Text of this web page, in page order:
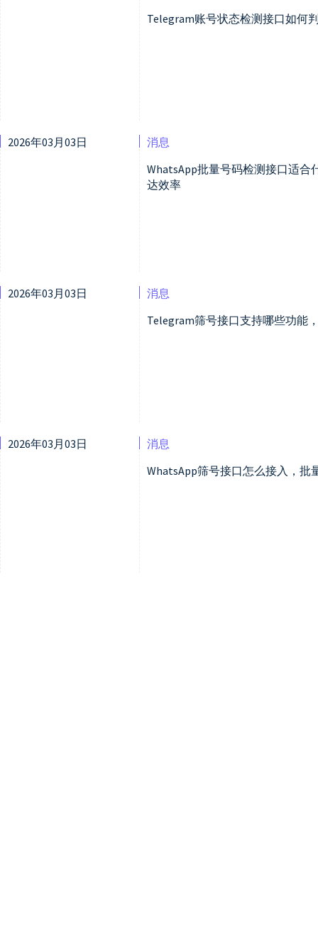
Telegram账号状态检测接口如何
2026年03月03日
消息
WhatsApp批量号码检测接口适
达效率
2026年03月03日
消息
Telegram筛号接口支持哪些功能
2026年03月03日
消息
WhatsApp筛号接口怎么接入，批